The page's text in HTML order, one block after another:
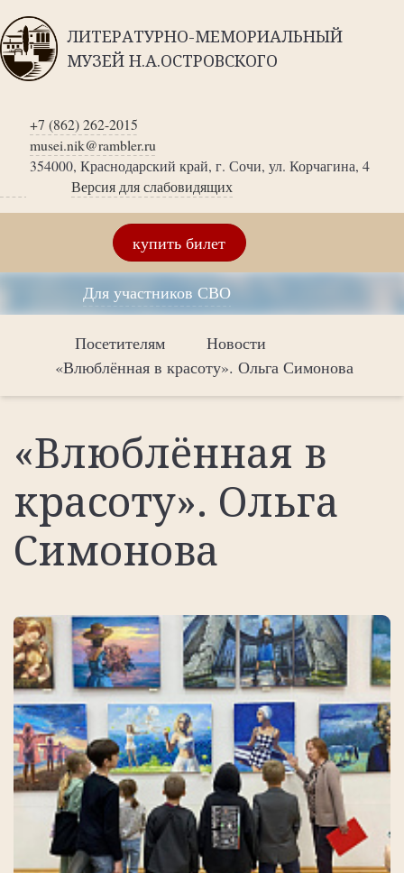
ЛИТЕРАТУРНО-МЕМОРИАЛЬНЫЙ
МУЗЕЙ Н.А.ОСТРОВСКОГО
+7 (862) 262-2015
musei.nik@rambler.ru
354000, Краснодарский край, г. Сочи, ул. Корчагина, 4
Версия для слабовидящих
купить билет
Для участников СВО
Посетителям
Новости
«Влюблённая в красоту». Ольга Симонова
«Влюблённая в
красоту». Ольга
Симонова